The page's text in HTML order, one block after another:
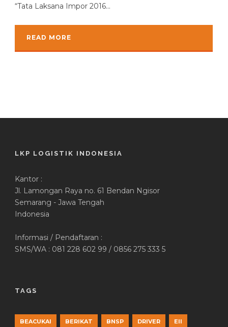
“Tata Laksana Impor 2016...
READ MORE
LKP LOGISTIK INDONESIA
Kantor :
Jl. Lamongan Raya no. 61 Bendan Ngisor
Semarang - Jawa Tengah
Indonesia
Informasi / Pendaftaran :
SMS/WA : 081 228 602 99 / 0856 275 333 5
TAGS
BEACUKAI BERIKAT BNSP DRIVER EII